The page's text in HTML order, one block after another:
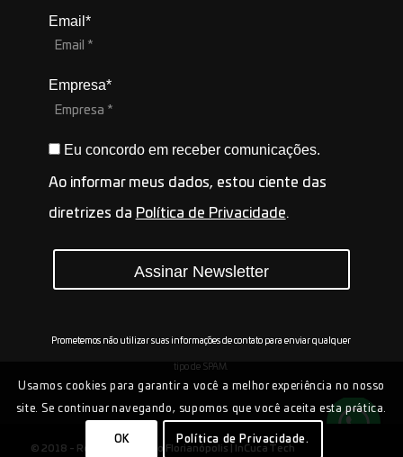
Email*
Empresa*
Eu concordo em receber comunicações.
Ao informar meus dados, estou ciente das
diretrizes da Política de Privacidade.
Assinar Newsletter
Prometemos não utilizar suas informações de contato para enviar qualquer
tipo de SPAM.
© 2018 - Rede de Inovação Florianópolis | InCuca Tech
Usamos cookies para garantir a você a melhor experiência no nosso
site. Se continuar navegando, supomos que você aceita esta prática.
OK Política de Privacidade.